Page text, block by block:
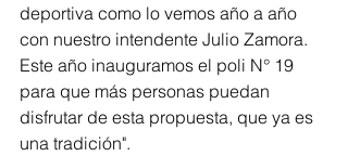
deportiva como lo vemos año a año
con nuestro intendente Julio Zamora.
Este año inauguramos el poli N° 19
para que más personas puedan
disfrutar de esta propuesta, que ya es
una tradición".